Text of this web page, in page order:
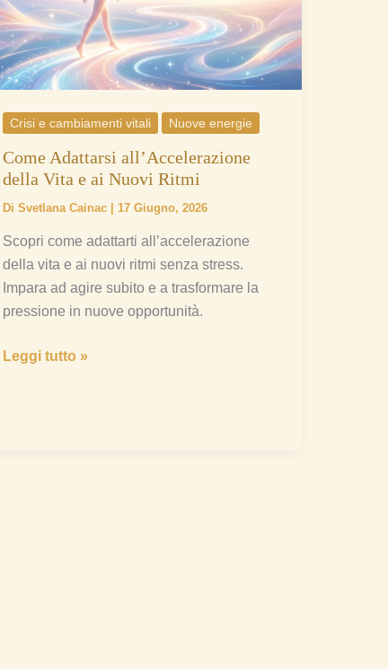
Crisi e cambiamenti vitali Nuove energie
Come Adattarsi all’Accelerazione
della Vita e ai Nuovi Ritmi
Di Svetlana Cainac | 17 Giugno, 2026
Scopri come adattarti all’accelerazione
della vita e ai nuovi ritmi senza stress.
Impara ad agire subito e a trasformare la
pressione in nuove opportunità.
Vita
e
ai
Nuovi
Leggi tutto »